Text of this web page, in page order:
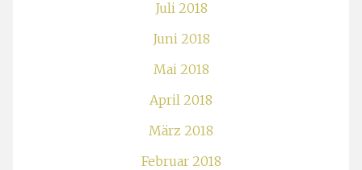
Juli 2018
Juni 2018
Mai 2018
April 2018
März 2018
Februar 2018